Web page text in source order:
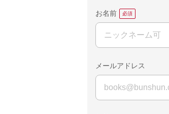
お名前
メールアドレス